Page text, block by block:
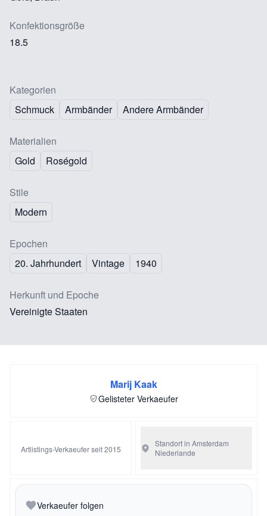
Konfektionsgröße
18.5
Kategorien
Schmuck
Armbänder Andere Armbänder
Materialien
Gold
Roségold
Stile
Modern
Epochen
20. Jahrhundert
Vintage 1940
Herkunft und Epoche
Vereinigte Staaten
Marij Kaak
Gelisteter Verkaeufer
Artlistings-Verkaeufer seit 2015
Standort in Amsterdam
Niederlande
Verkaeufer folgen